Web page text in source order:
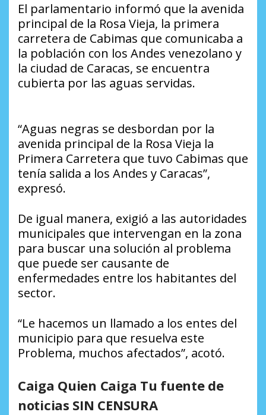
El parlamentario informó que la avenida
principal de la Rosa Vieja, la primera
carretera de Cabimas que comunicaba a
la población con los Andes venezolano y
la ciudad de Caracas, se encuentra
cubierta por las aguas servidas.
“Aguas negras se desbordan por la
avenida principal de la Rosa Vieja la
Primera Carretera que tuvo Cabimas que
tenía salida a los Andes y Caracas”,
expresó.
De igual manera, exigió a las autoridades
municipales que intervengan en la zona
para buscar una solución al problema
que puede ser causante de
enfermedades entre los habitantes del
sector.
“Le hacemos un llamado a los entes del
municipio para que resuelva este
Problema, muchos afectados”, acotó.
Caiga Quien Caiga Tu fuente de
noticias SIN CENSURA